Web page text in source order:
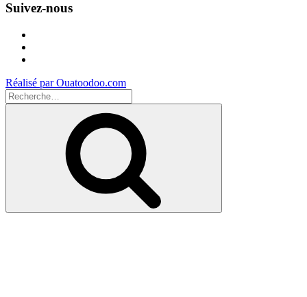
Suivez-nous
Réalisé par Ouatoodoo.com
Recherche
pour